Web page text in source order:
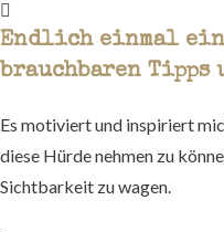
Endlich einmal
brauchbaren Tipps
Es motiviert und inspiriert
diese Hürde nehmen zu
Sichtbarkeit zu wagen.